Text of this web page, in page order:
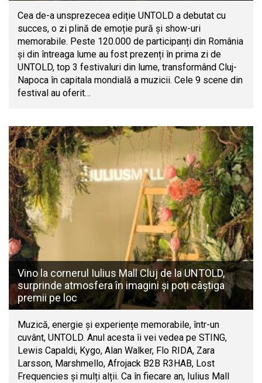
Cea de-a unsprezecea ediție UNTOLD a debutat cu
succes, o zi plină de emoție pură și show-uri
memorabile. Peste 120.000 de participanți din România
și din întreaga lume au fost prezenți în prima zi de
UNTOLD, top 3 festivaluri din lume, transformând Cluj-
Napoca în capitala mondială a muzicii. Cele 9 scene din
festival au oferit…
Vino la cornerul Iulius Mall Cluj de la UNTOLD,
surprinde atmosfera în imagini și poți câștiga
premii pe loc
Muzică, energie și experiențe memorabile, într-un
cuvânt, UNTOLD. Anul acesta îi vei vedea pe STING,
Lewis Capaldi, Kygo, Alan Walker, Flo RIDA, Zara
Larsson, Marshmello, Afrojack B2B R3HAB, Lost
Frequencies și mulți alții. Ca în fiecare an, Iulius Mall